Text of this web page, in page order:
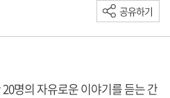
공유하기
명의 자유로운 이야기를 듣는 간